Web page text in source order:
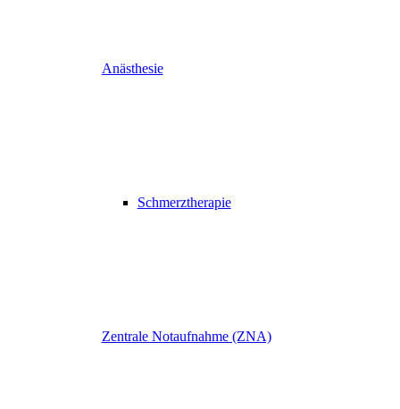
Anästhesie
Schmerztherapie
Zentrale Notaufnahme (ZNA)